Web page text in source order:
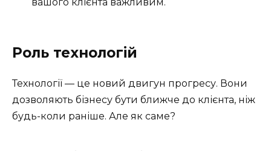
Роль технологій
Технології — це новий двигун прогресу. Вони
дозволяють бізнесу бути ближче до клієнта, ніж
будь-коли раніше. Але як саме?